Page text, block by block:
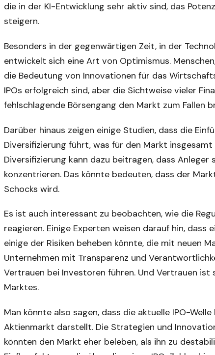
die in der KI-Entwicklung sehr aktiv sind, das
steigern.
Besonders in der gegenwärtigen Zeit, in der
entwickelt sich eine Art von Optimismus.
die Bedeutung von Innovationen für das
IPOs erfolgreich sind, aber die Sichtweise vieler
fehlschlagende Börsengang den Markt zum Fallen
Darüber hinaus zeigen einige Studien, dass die
Diversifizierung führt, was für den Markt
Diversifizierung kann dazu beitragen, dass
konzentrieren. Das könnte bedeuten, dass der
Schocks wird.
Es ist auch interessant zu beobachten, wie die
reagieren. Einige Experten weisen darauf hin, dass
einige der Risiken beheben könnte, die mit neuen
Unternehmen mit Transparenz und
Vertrauen bei Investoren führen. Und Vertrauen
Marktes.
Man könnte also sagen, dass die aktuelle IPO-
Aktienmarkt darstellt. Die Strategien und
könnten den Markt eher beleben, als ihn zu